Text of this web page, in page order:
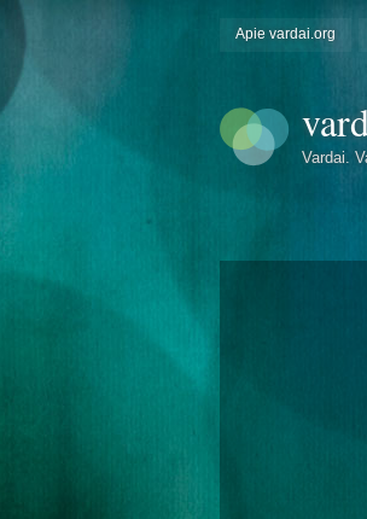
Apie vardai.org
Vardai.